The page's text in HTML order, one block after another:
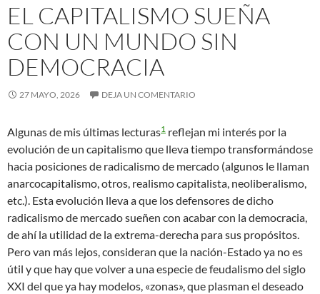
EL CAPITALISMO SUEÑA
CON UN MUNDO SIN
DEMOCRACIA
27 MAYO, 2026 DEJA UN COMENTARIO
Algunas de mis últimas lecturas1 reflejan mi interés por la
evolución de un capitalismo que lleva tiempo transformándose
hacia posiciones de radicalismo de mercado (algunos le llaman
anarcocapitalismo, otros, realismo capitalista, neoliberalismo,
etc.). Esta evolución lleva a que los defensores de dicho
radicalismo de mercado sueñen con acabar con la democracia,
de ahí la utilidad de la extrema-derecha para sus propósitos.
Pero van más lejos, consideran que la nación-Estado ya no es
útil y que hay que volver a una especie de feudalismo del siglo
XXI del que ya hay modelos, «zonas», que plasman el deseado